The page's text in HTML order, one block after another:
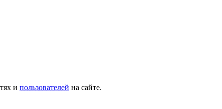
и пользователей на сайте.